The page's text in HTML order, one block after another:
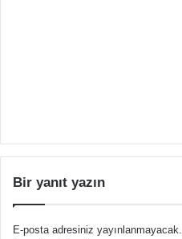
Bir yanıt yazın
E-posta adresiniz yayınlanmayacak.